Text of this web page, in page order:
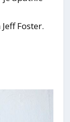
Foster.